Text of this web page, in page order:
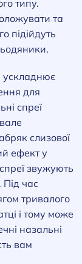
типу.
та
підійдуть
ускладнює
для
спреї
слизової
ефект у
звужують
Під час
тривалого
і тому може
назальні
вам